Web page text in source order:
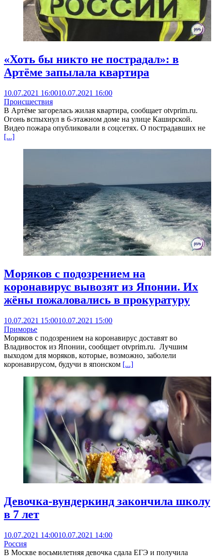
«Хоть бы никто не пострадал»: в
Артёме запылала квартира
10.07.2021 16:0010.07.2021 16:00
Происшествия
В Артёме загорелась жилая квартира, сообщает otvprim.ru.
Огонь вспыхнул в 6-этажном доме на улице Каширской.
Видео пожара опубликовали в соцсетях. О пострадавших не
[...]
Моряков с подозрением на
коронавирус вывозят из Японии. Их
жёны пожаловались в прокуратуру
10.07.2021 15:0010.07.2021 15:00
Приморье
Моряков с подозрением на коронавирус доставят во
Владивосток из Японии, сообщает otvprim.ru. Лучшим
выходом для моряков, которые, возможно, заболели
коронавирусом, будучи в японском [...]
Девочка-вундеркинд закончила школу
в 7 лет
10.07.2021 14:0010.07.2021 14:00
Россия
В Москве восьмилетняя девочка сдала ЕГЭ и получила